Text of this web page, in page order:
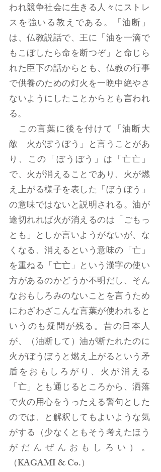
われ競争社会に生きる人々にストレ
スを強いる教えである。「油断」
は、仏教説話で、王に「油を一滴で
もこぼしたら命を断つぞ」と命じら
れた臣下の話からとも、仏教の行事
で供養のための灯火を一晩中絶やさ
ないようにしたことからとも言われ
る。
この言葉に後を付けて「油断大
敵 火がぼうぼう」と言うことがあ
り、この「ぼうぼう」は「亡亡」
で、火が消えることであり、火が燃
え上がる様子を表した「ぼうぼう」
の意味ではないと説明される。油が
途切れれば火が消えるのは「ごもっ
とも」としか言いようがないが、な
くなる、消えるという意味の「亡」
を重ねる「亡亡」という漢字の使い
方があるのかどうか不明だし、そん
なおもしろみのないことを言うため
にわざわざこんな言葉が使われると
いうのも疑問が残る。昔の日本人
が、（油断して）油が断たれたのに
火がぼうぼうと燃え上がるという矛
盾をおもしろがり、火が消える
「亡」とも通じるところから、洒落
で火の用心をうったえる警句とした
のでは、と解釈してもよいような気
がする（少なくともそう考えたほう
がだんぜんおもしろい）。
（KAGAMI & Co.）